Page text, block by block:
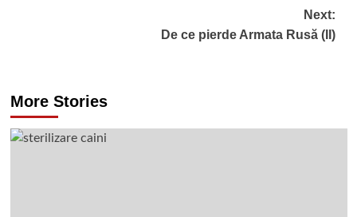
Next:
De ce pierde Armata Rusă (II)
More Stories